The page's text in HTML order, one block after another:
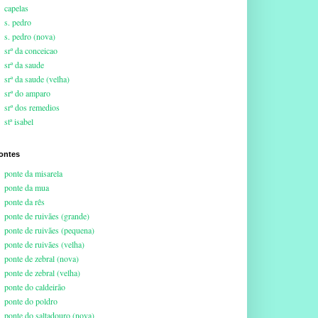
capelas
s. pedro
s. pedro (nova)
srª da conceicao
srª da saude
srª da saude (velha)
srª do amparo
srª dos remedios
stª isabel
ponte da misarela
ponte da mua
ponte da rês
ponte de ruivães (grande)
ponte de ruivães (pequena)
ponte de ruivães (velha)
ponte de zebral (nova)
ponte de zebral (velha)
ponte do caldeirão
ponte do poldro
ponte do saltadouro (nova)